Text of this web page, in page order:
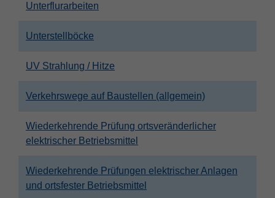
Unterflurarbeiten
Unterstellböcke
UV Strahlung / Hitze
Verkehrswege auf Baustellen (allgemein)
Wiederkehrende Prüfung ortsveränderlicher
elektrischer Betriebsmittel
Wiederkehrende Prüfungen elektrischer Anlagen
und ortsfester Betriebsmittel